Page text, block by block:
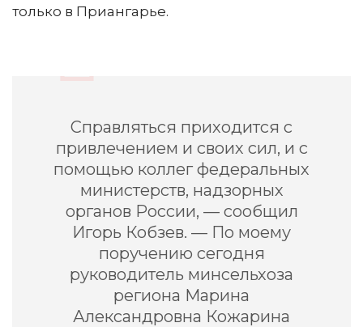
только в Приангарье.
Справляться приходится с
привлечением и своих сил, и с
помощью коллег федеральных
министерств, надзорных
органов России, — сообщил
Игорь Кобзев. — По моему
поручению сегодня
руководитель минсельхоза
региона Марина
Александровна Кожарина